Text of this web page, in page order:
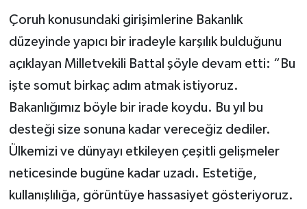
Çoruh konusundaki girişimlerine Bakanlık
düzeyinde yapıcı bir iradeyle karşılık bulduğunu
açıklayan Milletvekili Battal şöyle devam etti: “Bu
işte somut birkaç adım atmak istiyoruz.
Bakanlığımız böyle bir irade koydu. Bu yıl bu
desteği size sonuna kadar vereceğiz dediler.
Ülkemizi ve dünyayı etkileyen çeşitli gelişmeler
neticesinde bugüne kadar uzadı. Estetiğe,
kullanışlılığa, görüntüye hassasiyet gösteriyoruz.